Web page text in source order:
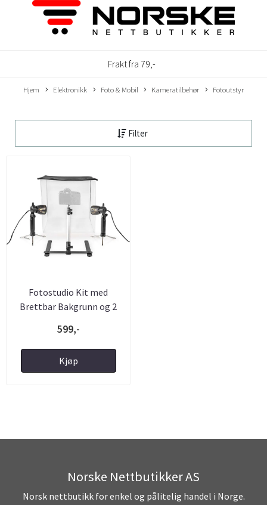
Frakt fra 79,-
Hjem Elektronikk Foto & Mobil Kameratilbehør Fotoutstyr
Filter
Fotostudio Kit med
Brettbar Bakgrunn og 2
599,-
Kjøp
Norske Nettbutikker AS
Norsk nettbutikk for enkel og pålitelig handel i Norge.